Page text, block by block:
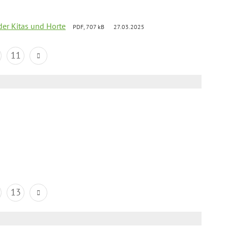
Kitas und Horte PDF, 707 kB 27.03.2025
11
13